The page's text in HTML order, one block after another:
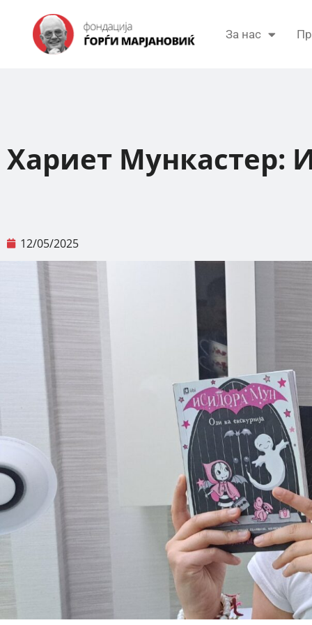
За нас
Хариет Мункастер:
12/05/2025